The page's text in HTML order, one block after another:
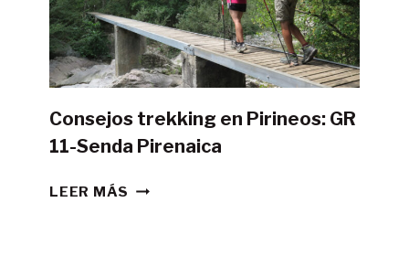
DE
CAMPAÑA?
Consejos trekking en Pirineos: GR
11-Senda Pirenaica
LEER MÁS CONSEJOS